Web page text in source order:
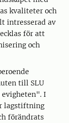
kvaliteter och
intresserad av
för att
och
till SLU
I
lagstiftning
förändrats